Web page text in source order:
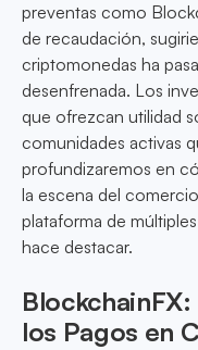
preventas como
de recaudación,
criptomonedas ha
desenfrenada. Los
que ofrezcan utilidad
comunidades activas
profundizaremos en
la escena del
plataforma de
hace destacar.
los Pagos en